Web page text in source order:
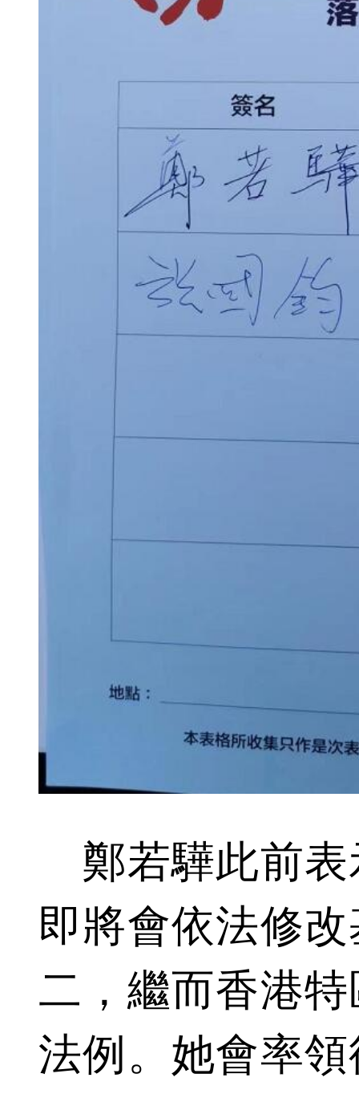
鄭若驊此前表
即將會依法修
二，繼而香港
法例。她會率